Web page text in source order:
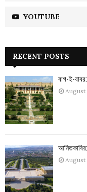
YOUTUBE
RECENT POSTS
বাগ-ই-
August
August